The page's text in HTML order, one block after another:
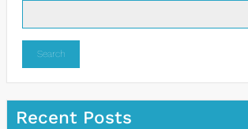
Search
Recent Posts